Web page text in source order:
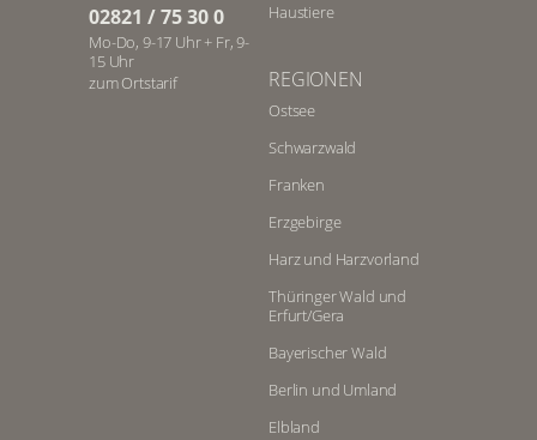
02821 / 75 30 0
Mo-Do, 9-17 Uhr + Fr, 9-
15 Uhr
zum Ortstarif
Haustiere
REGIONEN
Ostsee
Schwarzwald
Franken
Erzgebirge
Harz und Harzvorland
Thüringer Wald und
Erfurt/Gera
Bayerischer Wald
Berlin und Umland
Elbland